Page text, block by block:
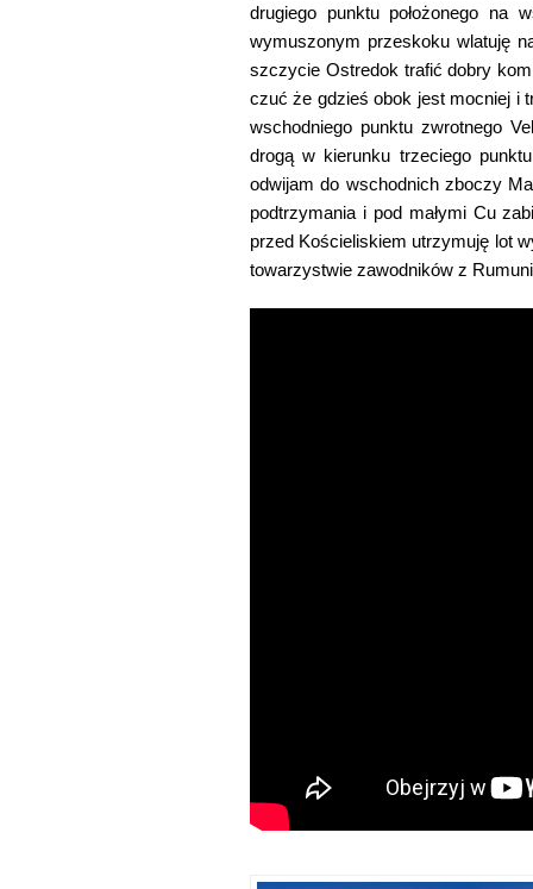
drugiego punktu położonego
wymuszonym przeskoku wlatuję
szczycie Ostredok trafić dobry
czuć że gdzieś obok jest mocniej i
wschodniego punktu zwrotnego
drogą w kierunku trzeciego
odwijam do wschodnich zboczy
podtrzymania i pod małymi Cu
przed Kościeliskiem utrzymuję lot
towarzystwie zawodników z